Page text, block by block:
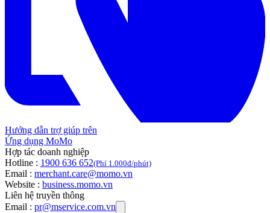
Hướng dẫn trợ giúp trên
Ứng dụng MoMo
Hợp tác doanh nghiệp
Hotline : 1900 636 652(Phí 1.000đ/phút)
Email : merchant.care@momo.vn
Website : business.momo.vn
Liên hệ truyền thông
Email : pr@mservice.com.vn